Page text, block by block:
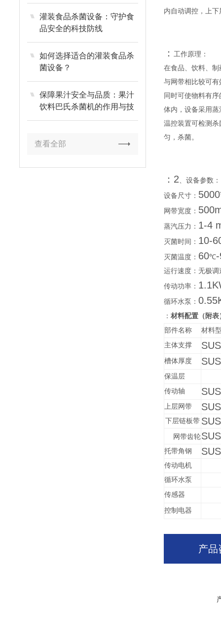
灌装食品杀菌设备：守护食
品安全的科技防线
如何选择适合的灌装食品杀
菌设备？
保障果汁安全与品质：果汁
饮料巴氏杀菌机的作用与技
术解析
查看全部
内自动调控，上
：
工作原理：
在食品、饮料、
与网带相比较可
同时可使物料有
体内，设备采用
温控装置可检测
匀，杀菌。
：2、设备参数：
设备尺寸：
网带宽度：
蒸汽压力： 1-4
灭菌时间： 10-
灭菌温度： 60℃
运行速度：无极调
传动功率：
循环水泵：
：材料配置（附表
部件名称
材料
主体支撑
槽体厚度
保温层
传动轴
上层网带
下层链板带
网带齿轮
托带角钢
传动电机
循环水泵
传感器
控制电器
产品